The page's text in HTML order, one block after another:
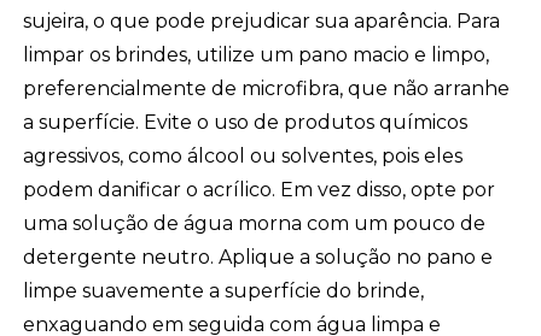
sujeira, o que pode prejudicar sua aparência. Para
limpar os brindes, utilize um pano macio e limpo,
preferencialmente de microfibra, que não arranhe
a superfície. Evite o uso de produtos químicos
agressivos, como álcool ou solventes, pois eles
podem danificar o acrílico. Em vez disso, opte por
uma solução de água morna com um pouco de
detergente neutro. Aplique a solução no pano e
limpe suavemente a superfície do brinde,
enxaguando em seguida com água limpa e